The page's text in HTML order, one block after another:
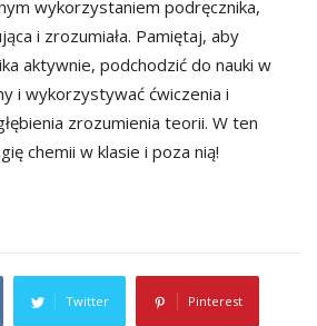
wykorzystaniem podręcznika,
i zrozumiała. Pamiętaj, aby
aktywnie, podchodzić do nauki w
i wykorzystywać ćwiczenia i
zrozumienia teorii. W ten
chemii w klasie i poza nią!
Twitter Pinterest